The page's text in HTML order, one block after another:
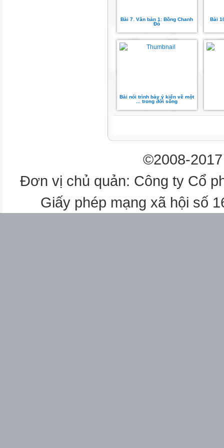
Yêu cầu với
kiểu bài
Cấu trúc
- -Giới
nhanđề,
cảm nghĩ
chung của
thơ
Bài 7. Văn bản 1: Bồng Chanh
Đỏ
Bài
Bài nói trình bày ý kiến về một
... trong đời sống
©2008-
Đơn vị chủ quản: Công ty Cổ
Giấy phép mạng xã hội số